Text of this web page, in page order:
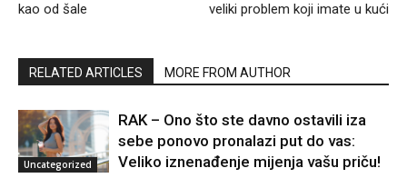
kao od šale
veliki problem koji imate u kući
RELATED ARTICLES MORE FROM AUTHOR
Uncategorized
RAK – Ono što ste davno ostavili iza
sebe ponovo pronalazi put do vas:
Veliko iznenađenje mijenja vašu priču!